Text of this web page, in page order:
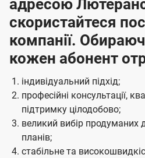
адресою
скористайтеся
компанії.
кожен абонент
індивідуальний підхід;
професійні консультації,
підтримку цілодобово;
великий вибір продуманих
планів;
стабільне та